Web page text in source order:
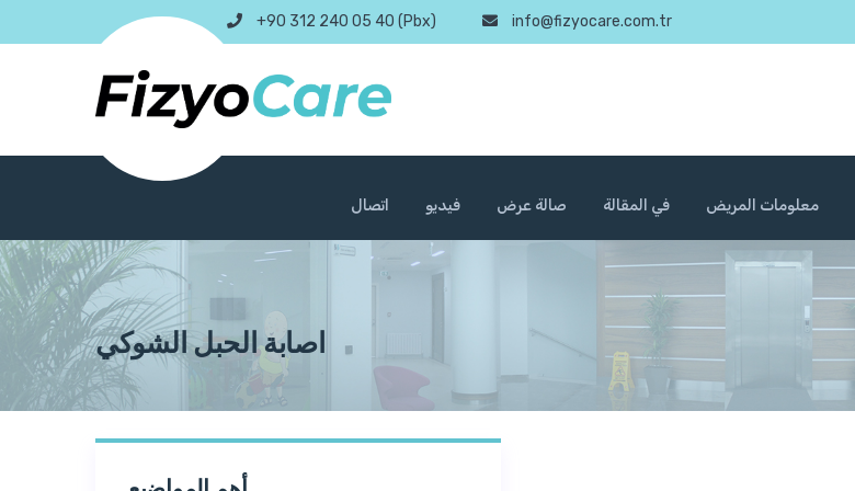
+90 312 240 05 40 (Pbx) info@fizyocare.com.tr
اتصال فيديو صالة عرض في المقالة معلومات المريض
اصابة الحبل الشوكي